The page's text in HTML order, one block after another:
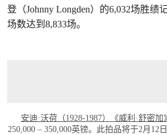
登（Johnny Longden）的6,032场胜绩
场数达到8,833场。
安迪·沃荷（1928-1987）《威利·舒密加
250,000 – 350,000英镑。此拍品将于2月12